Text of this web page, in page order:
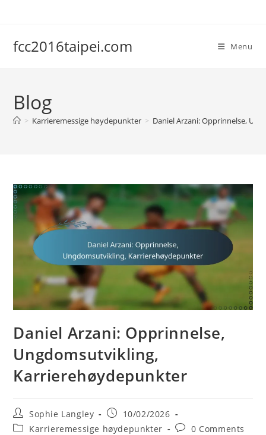
fcc2016taipei.com Menu
Blog
> Karrieremessige høydepunkter > Daniel Arzani: Opprinnelse,
Daniel Arzani: Opprinnelse,
Ungdomsutvikling,
Karrierehøydepunkter
Post
author:
Sophie Langley
Post
published:
10/02/2026
PostKarrieremessige høydepunkter
Post0 Comments